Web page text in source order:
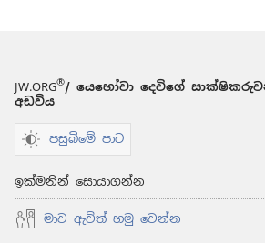
JW.ORG®/ යෙහෝවා දෙවිගේ
අඩවිය
පසුබිමේ පාට
ඉක්මනින් සොයාගන්න
මාව ඇවිත් හමු වෙන්න